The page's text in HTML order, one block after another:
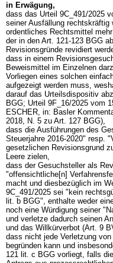
in Erwägung,
dass das Urteil 9C_491/2025
seiner Ausfällung rechtskräftig
ordentliches Rechtsmittel
der in den Art. 121-123 BGG
Revisionsgründe revidiert
dass in einem
Beweismittel im Einzelnen
Vorliegen eines solchen
aufgezeigt werden muss,
darauf das Urteilsdispositiv
BGG; Urteil 9F_16/2025 vom
ESCHER, in: Basler
2018, N. 5 zu Art. 127 BGG),
dass die Ausführungen des
Steuerjahre 2016-2020" resp.
gesetzlichen Revisionsgrund
Leere zielen,
dass der Gesuchsteller als
"offensichtliche[n]
macht und diesbezüglich im
9C_491/2025 sei "kein
lit. b BGG", enthalte weder
noch eine Würdigung seiner
und verletze dadurch seinen
und das Willkürverbot (Art. 9
dass nicht jede Verletzung
begründen kann und
121 lit. c BGG vorliegt, falls